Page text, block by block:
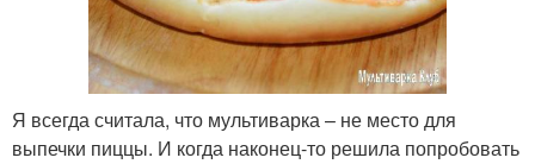
Я всегда считала, что мультиварка – не место для
выпечки пиццы. И когда наконец-то решила попробовать